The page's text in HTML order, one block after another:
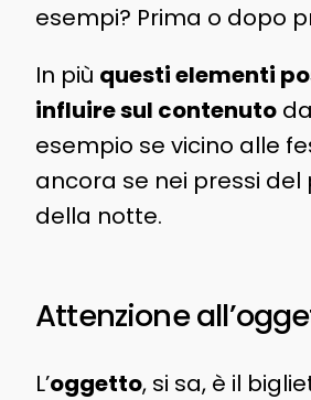
esempi? Prima o dopo
In più questi elementi
influire sul contenutoda
esempio se vicino alle
ancora se nei pressi del
della notte.
Attenzione
L’oggetto, si sa, è il